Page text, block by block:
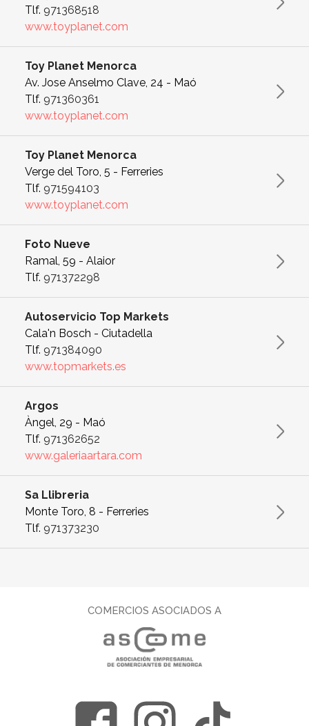
Tlf. 971368518
www.toyplanet.com
Toy Planet Menorca
Av. Jose Anselmo Clave, 24 - Maó
Tlf. 971360361
www.toyplanet.com
Toy Planet Menorca
Verge del Toro, 5 - Ferreries
Tlf. 971594103
www.toyplanet.com
Foto Nueve
Ramal, 59 - Alaior
Tlf. 971372298
Autoservicio Top Markets
Cala'n Bosch - Ciutadella
Tlf. 971384090
www.topmarkets.es
Argos
Àngel, 29 - Maó
Tlf. 971362652
www.galeriaartara.com
Sa Llibreria
Monte Toro, 8 - Ferreries
Tlf. 971373230
COMERCIOS ASOCIADOS A